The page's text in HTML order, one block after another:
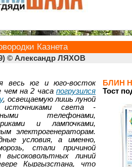
Казнета
© Александр ЛЯХОВ
весь юг и юго-восток
чем на 2 часа погрузился
, освещаемую лишь луной
источниками света -
телефонами,
и лампочками,
электрогенераторам.
условия, а именно,
стали причиной
высоковольтных линий
Кыргызстана, что
БЛИН
Тост